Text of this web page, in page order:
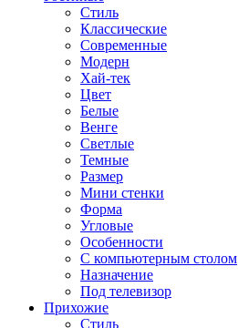
Стиль
Классические
Современные
Модерн
Хай-тек
Цвет
Белые
Венге
Светлые
Темные
Размер
Мини стенки
Форма
Угловые
Особенности
С компьютерным столом
Назначение
Под телевизор
Прихожие
Стиль